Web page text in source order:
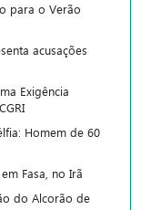
para o Verão
acusações
Exigência
Homem de 60
Fasa, no Irã
do Alcorão de